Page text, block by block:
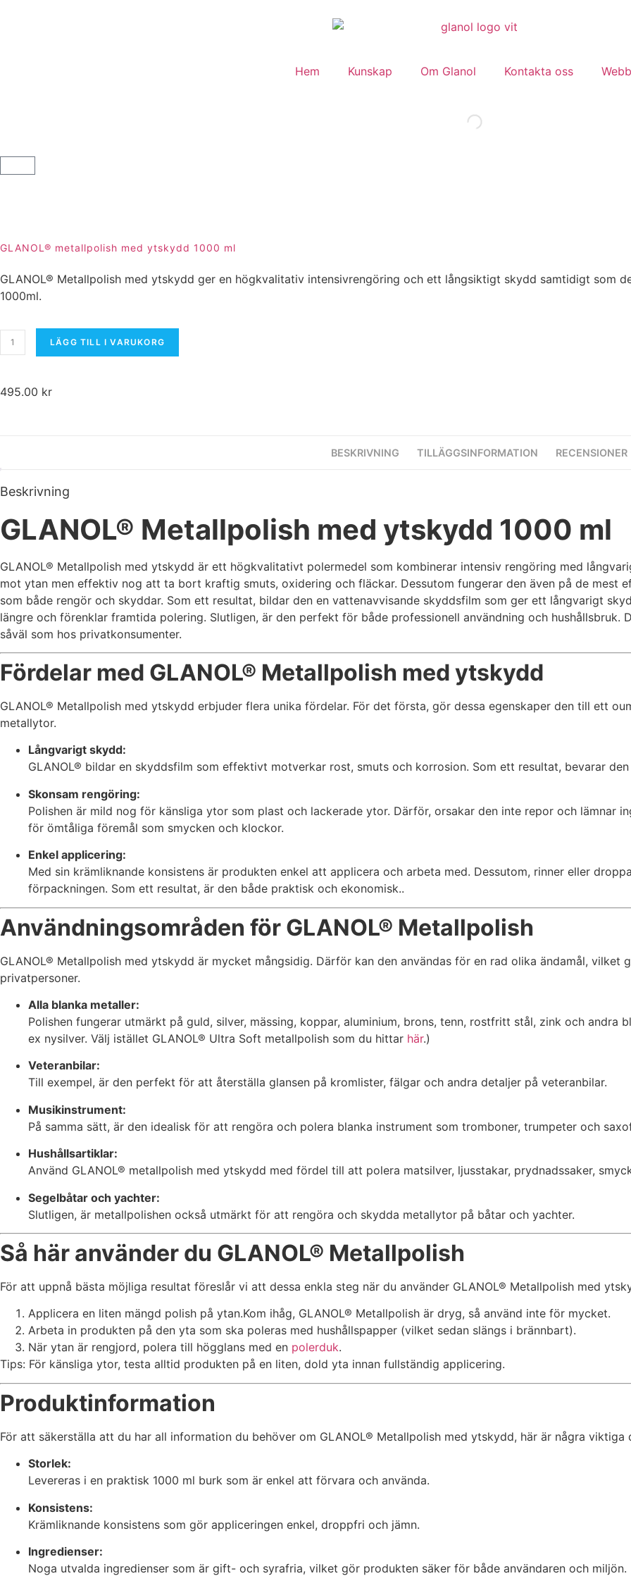
Hem Kunskap Om Glanol Kontakta oss
GLANOL® metallpolish med ytskydd 1000 ml
GLANOL® Metallpolish med ytskydd ger en högkvalitativ intensivrengöring och ett långsiktigt skydd samtidigt som
1000ml.
LÄGG TILL I VARUKORG
495.00 kr
BESKRIVNING TILLÄGGSINFORMATION RECENSIONER
Beskrivning
GLANOL® Metallpolish med ytskydd 1000 ml
GLANOL® Metallpolish med ytskydd är ett högkvalitativt polermedel som kombinerar intensiv rengöring med
mot ytan men effektiv nog att ta bort kraftig smuts, oxidering och fläckar. Dessutom fungerar den även på de mest
som både rengör och skyddar. Som ett resultat, bildar den en vattenavvisande skyddsfilm som ger ett långvarigt
längre och förenklar framtida polering. Slutligen, är den perfekt för både professionell användning och
såväl som hos privatkonsumenter.
Fördelar med GLANOL® Metallpolish med ytskydd
GLANOL® Metallpolish med ytskydd erbjuder flera unika fördelar. För det första, gör dessa egenskaper den till ett
metallytor.
Långvarigt skydd:
GLANOL® bildar en skyddsfilm som effektivt motverkar rost, smuts och korrosion. Som ett resultat, bevarar
Skonsam rengöring:
Polishen är mild nog för känsliga ytor som plast och lackerade ytor. Därför, orsakar den inte repor och lämnar
för ömtåliga föremål som smycken och klockor.
Enkel applicering:
Med sin krämliknande konsistens är produkten enkel att applicera och arbeta med. Dessutom, rinner eller
förpackningen. Som ett resultat, är den både praktisk och ekonomisk..
Användningsområden för GLANOL® Metallpolish
GLANOL® Metallpolish med ytskydd är mycket mångsidig. Därför kan den användas för en rad olika ändamål, vilket
privatpersoner.
Alla blanka metaller:
Polishen fungerar utmärkt på guld, silver, mässing, koppar, aluminium, brons, tenn, rostfritt stål, zink och andra
ex nysilver. Välj istället GLANOL® Ultra Soft metallpolish som du hittar här.)
Veteranbilar:
Till exempel, är den perfekt för att återställa glansen på kromlister, fälgar och andra detaljer på veteranbilar.
Musikinstrument:
På samma sätt, är den idealisk för att rengöra och polera blanka instrument som tromboner, trumpeter och
Hushållsartiklar:
Använd GLANOL® metallpolish med ytskydd med fördel till att polera matsilver, ljusstakar, prydnadssaker,
Segelbåtar och yachter:
Slutligen, är metallpolishen också utmärkt för att rengöra och skydda metallytor på båtar och yachter.
Så här använder du GLANOL® Metallpolish
För att uppnå bästa möjliga resultat föreslår vi att dessa enkla steg när du använder GLANOL® Metallpolish med
Applicera en liten mängd polish på ytan.Kom ihåg, GLANOL® Metallpolish är dryg, så använd inte för mycket.
Arbeta in produkten på den yta som ska poleras med hushållspapper (vilket sedan slängs i brännbart).
När ytan är rengjord, polera till högglans med en polerduk.
Tips: För känsliga ytor, testa alltid produkten på en liten, dold yta innan fullständig applicering.
Produktinformation
För att säkerställa att du har all information du behöver om GLANOL® Metallpolish med ytskydd, här är några viktiga
Storlek:
Levereras i en praktisk 1000 ml burk som är enkel att förvara och använda.
Konsistens:
Krämliknande konsistens som gör appliceringen enkel, droppfri och jämn.
Ingredienser:
Noga utvalda ingredienser som är gift- och syrafria, vilket gör produkten säker för både användaren och miljön.
Nödvändiga
går inte att välja
bort. De
hemsidan
överhuvudtaget
ska fungera.
Statistik
För att vi ska
kunna
förbättra
hemsidans
funktionalitet
och
uppbyggnad,
baserat på
hur hemsidan
Upplevelse
hemsida ska
prestera så
bra som
ditt besök.
Om du nekar
kakorna
kommer viss
funktionalitet
att försvinna
från
hemsidan.
Marknadsföring
Genom att dela
med dig av dina
intressen och ditt
beteende när du
surfar ökar du
personligt
anpassat innehåll
och erbjudanden.